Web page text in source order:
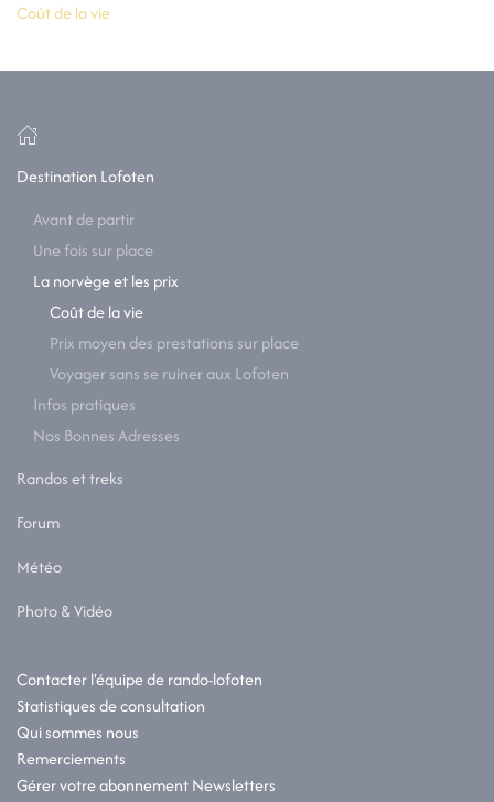
Coût de la vie
Destination Lofoten
Avant de partir
Une fois sur place
La norvège et les prix
Coût de la vie
Prix moyen des prestations sur place
Voyager sans se ruiner aux Lofoten
Infos pratiques
Nos Bonnes Adresses
Randos et treks
Forum
Météo
Photo & Vidéo
Contacter l'équipe de rando-lofoten
Statistiques de consultation
Qui sommes nous
Remerciements
Gérer votre abonnement Newsletters